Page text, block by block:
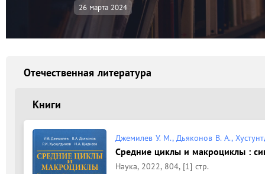
26 марта 2024
Отечественная литература
Книги
Джемилев У. М., Дьяконов В. А.,
Средние циклы и макроциклы :
Наука, 2022, 804, [1] стр.